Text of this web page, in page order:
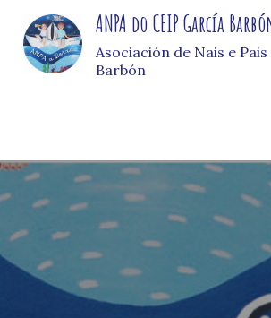
content
ANPA do CEIP García
Asociación de Nais e
Barbón